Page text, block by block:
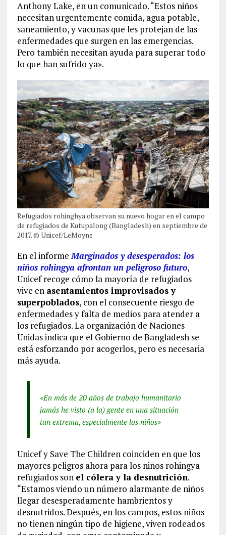
Anthony Lake, en un comunicado. “Estos niños
necesitan urgentemente comida, agua potable,
saneamiento, y vacunas que les protejan de las
enfermedades que surgen en las emergencias.
Pero también necesitan ayuda para superar todo
lo que han sufrido ya».
Refugiados rohinghya observan su nuevo hogar en el campo
de refugiados de Kutupalong (Bangladesh) en septiembre de
2017. © Unicef/LeMoyne
En el informeMarginados y desesperados: los
niños rohingya afrontan un peligroso futuro,
Unicef recoge cómo la mayoría de refugiados
vive en asentamientos improvisados y
superpoblados, con el consecuente riesgo de
enfermedades y falta de medios para atender a
los refugiados. La organización de Naciones
Unidas indica que el Gobierno de Bangladesh se
está esforzando por acogerlos, pero es necesaria
más ayuda.
«En más de 20 años de trabajo humanitario
jamás he visto (a la) gente en una situación
tan extrema, especialmente los niños»
Unicef y Save The Children coinciden en que los
mayores peligros ahora para los niños rohingya
refugiados son el cólera y la desnutrición.
“Estamos viendo un número alarmante de niños
llegar desesperadamente hambrientos y
desnutridos. Después, en los campos, estos niños
no tienen ningún tipo de higiene, viven rodeados